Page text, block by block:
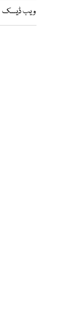
ویب ڈیسک